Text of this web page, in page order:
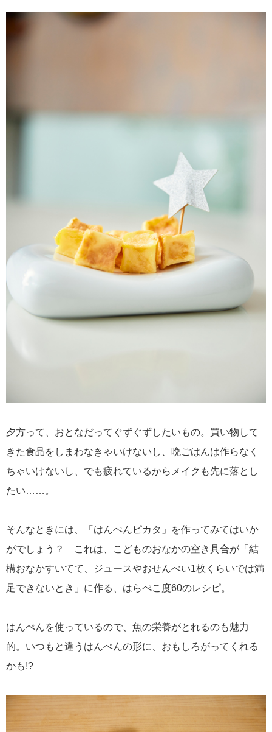
夕方って、おとなだってぐずぐずしたいもの。買い物して
きた食品をしまわなきゃいけないし、晩ごはんは作らなく
ちゃいけないし、でも疲れているからメイクも先に落とし
たい……。
そんなときには、「はんぺんピカタ」を作ってみてはいか
がでしょう？ これは、こどものおなかの空き具合が「結
構おなかすいてて、ジュースやおせんべい1枚くらいでは満
足できないとき」に作る、はらぺこ度60のレシピ。
はんぺんを使っているので、魚の栄養がとれるのも魅力
的。いつもと違うはんぺんの形に、おもしろがってくれる
かも!?